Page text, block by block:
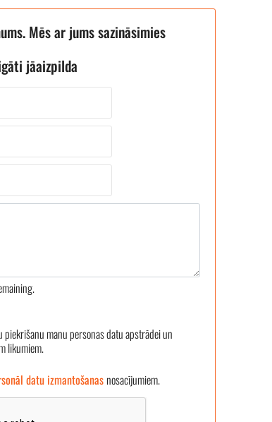
Mēs ar jums sazināsimies
jāaizpilda
manu personas datu apstrādei un
likumiem.
datu izmantošanasnosacījumiem.